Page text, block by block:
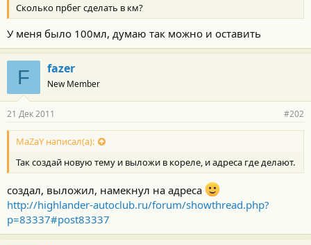
Сколько прбег сделать в км?
У меня было 100мл, думаю так можно и оставить
F fazer
New Member
21 Дек 2011 #202
MaZaY написал(а):
Так создай новую тему и выложи в кореле, и адреса где делают.
создал, выложил, намекнул на адреса
http://highlander-autoclub.ru/forum/showthread.php?
p=83337#post83337